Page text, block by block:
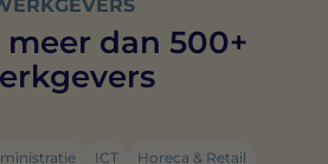
dan 500+
ICT
Horeca & Retail